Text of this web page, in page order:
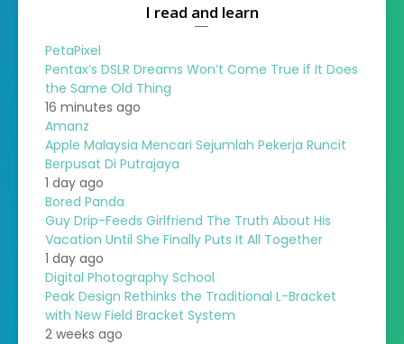
I read and learn
PetaPixel
Pentax’s DSLR Dreams Won’t Come True if It Does
the Same Old Thing
16 minutes ago
Amanz
Apple Malaysia Mencari Sejumlah Pekerja Runcit
Berpusat Di Putrajaya
1 day ago
Bored Panda
Guy Drip-Feeds Girlfriend The Truth About His
Vacation Until She Finally Puts It All Together
1 day ago
Digital Photography School
Peak Design Rethinks the Traditional L-Bracket
with New Field Bracket System
2 weeks ago